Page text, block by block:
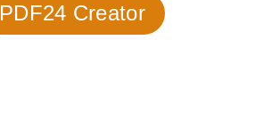
PDF24 Creator